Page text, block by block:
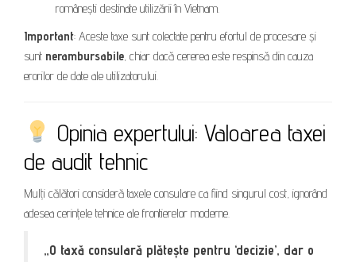
românești destinate utilizării în Vietnam.
Important: Aceste taxe sunt colectate pentru efortul de procesare și
sunt nerambursabile, chiar dacă cererea este respinsă din cauza
erorilor de date ale utilizatorului.
Opinia expertului: Valoarea taxei
de audit tehnic
Mulți călători consideră taxele consulare ca fiind singurul cost, ignorând
adesea cerințele tehnice ale frontierelor moderne.
„O taxă consulară plătește pentru ‘decizie’, dar o